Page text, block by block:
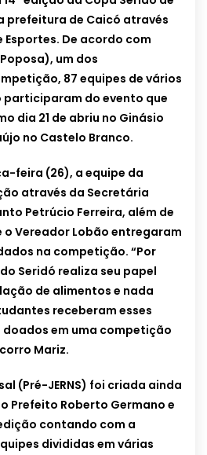
prefeitura de Caicó através
De acordo com
um dos
87 equipes de vários
participaram do evento que
dia 21 de abriu no Ginásio
no Castelo Branco.
feira (26), a equipe da
através da Secretária
Petrúcio Ferreira, além de
o Vereador Lobão entregaram
na competição. “Por
Seridó realiza seu papel
de alimentos e nada
receberam esses
em uma competição
Mariz.
(Pré-JERNS) foi criada ainda
Prefeito Roberto Germano e
contando com a
divididas em várias